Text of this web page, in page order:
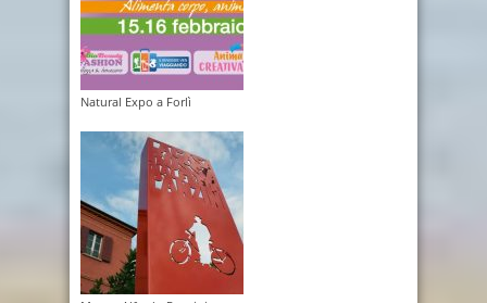
Natural Expo a Forlì